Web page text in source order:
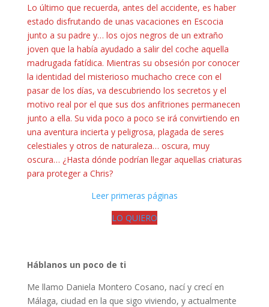
Lo último que recuerda, antes del accidente, es haber
estado disfrutando de unas vacaciones en Escocia
junto a su padre y… los ojos negros de un extraño
joven que la había ayudado a salir del coche aquella
madrugada fatídica. Mientras su obsesión por conocer
la identidad del misterioso muchacho crece con el
pasar de los días, va descubriendo los secretos y el
motivo real por el que sus dos anfitriones permanecen
junto a ella. Su vida poco a poco se irá convirtiendo en
una aventura incierta y peligrosa, plagada de seres
celestiales y otros de naturaleza… oscura, muy
oscura… ¿Hasta dónde podrían llegar aquellas criaturas
para proteger a Chris?
Leer primeras páginas
LO QUIERO
Háblanos un poco de ti
Me llamo Daniela Montero Cosano, nací y crecí en
Málaga, ciudad en la que sigo viviendo, y actualmente